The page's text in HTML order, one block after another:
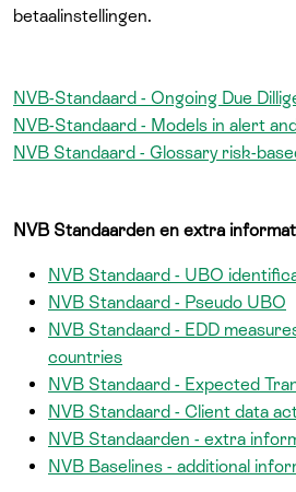
betaalinstellingen.
NVB-Standaard - Ongoing Due
NVB-Standaard - Models in alert
NVB Standaard - Glossary risk-
NVB Standaarden en extra
NVB Standaard - UBO
NVB Standaard - Pseudo UBO
NVB Standaard - EDD
countries
NVB Standaard - Expected
NVB Standaard - Client data
NVB Standaarden - extra
NVB Baselines - additional